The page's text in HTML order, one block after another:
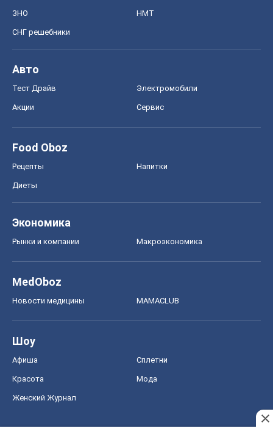
ЗНО НМТ
СНГ решебники
Авто
Тест Драйв Электромобили
Акции Сервис
Food Oboz
Рецепты Напитки
Диеты
Экономика
Рынки и компании Mакроэкономика
MedOboz
Новости медицины MAMACLUB
Шоу
Афиша Сплетни
Красота Мода
Женский Журнал